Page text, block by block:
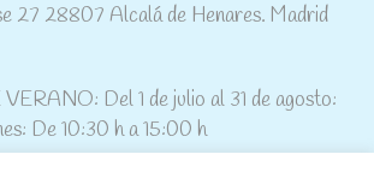
27 28807 Alcalá de Henares. Madrid
Del 1 de julio al 31 de agosto:
De 10:30 h a 15:00 h